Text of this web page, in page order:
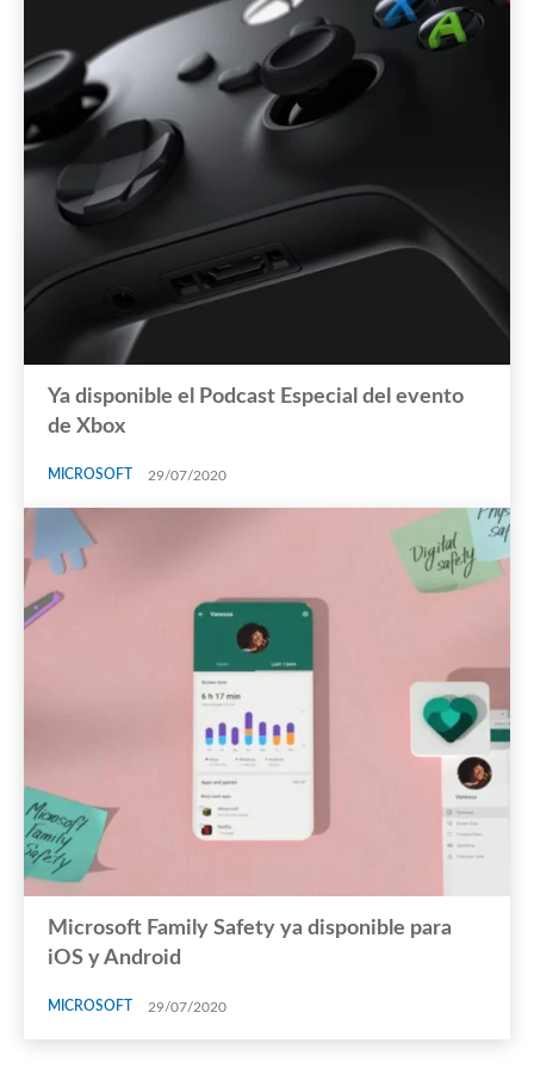
Ya disponible el Podcast Especial del evento
de Xbox
MICROSOFT 29/07/2020
Microsoft Family Safety ya disponible para
iOS y Android
MICROSOFT 29/07/2020